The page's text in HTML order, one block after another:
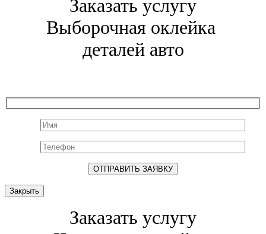
Заказать услугу
Выборочная оклейка
деталей авто
Закрыть
Заказать услугу